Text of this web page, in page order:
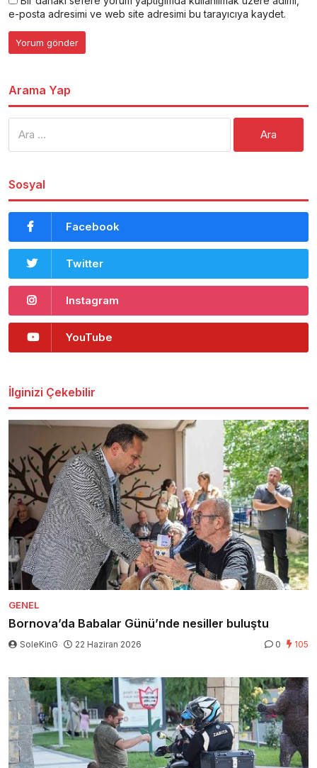
e-posta adresimi ve web site adresimi bu tarayıcıya kaydet.
Arama Yap
Sosyal
Facebook
Twitter
Instagram
YouTube
İlginizi Çekebilir
GENEL
Bornova’da Babalar Günü’nde nesiller buluştu
SoleKinG 22 Haziran 2026 0 105